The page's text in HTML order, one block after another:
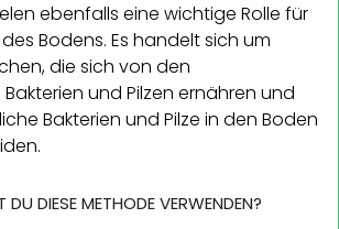
ebenfalls eine wichtige Rolle für
Bodens. Es handelt sich um
die sich von den
und Pilzen ernähren und
Bakterien und Pilze in den Boden
DIESE METHODE VERWENDEN?